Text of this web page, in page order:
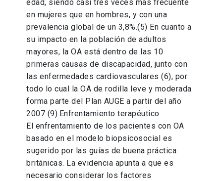
edad, siendo casi tres veces más frecuente
en mujeres que en hombres, y con una
prevalencia global de un 3,8%.(5) En cuanto a
su impacto en la población de adultos
mayores, la OA está dentro de las 10
primeras causas de discapacidad, junto con
las enfermedades cardiovasculares (6), por
todo lo cual la OA de rodilla leve y moderada
forma parte del Plan AUGE a partir del año
2007 (9).Enfrentamiento terapéutico
El enfrentamiento de los pacientes con OA
basado en el modelo biopsicosocial es
sugerido por las guías de buena práctica
británicas. La evidencia apunta a que es
necesario considerar los factores